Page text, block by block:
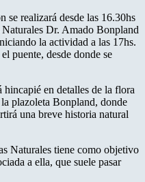
se realizará desde las 16.30hs
Dr. Amado Bonpland
la actividad a las 17hs.
puente, desde donde se
en detalles de la flora
plazoleta Bonpland, donde
una breve historia natural
Naturales tiene como objetivo
a ella, que suele pasar